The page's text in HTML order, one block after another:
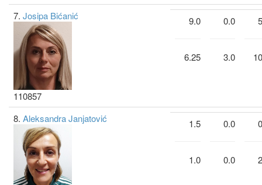
7. Josipa Bićanić
110857
9.0
6.25
0.0
3.0
8. Aleksandra Janjatović 1.5
1.0
0.0
0.0